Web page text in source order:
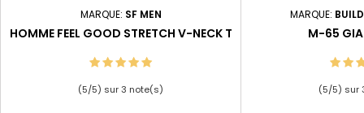
MARQUE: SF MEN
HOMME FEEL GOOD STRETCH V-NECK T
(5/5) sur3 note(s)
MARQUE:
M-65
(5/5) sur